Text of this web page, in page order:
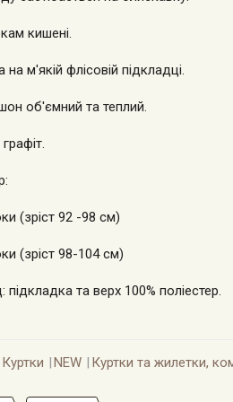
кишені.
на м'якій флісовій підкладці.
об'ємний та теплий.
(зріст 92 -98 см)
(зріст 98-104 см)
підкладка та верх 100% поліестер.
Куртки NEW Куртки та жилетки,